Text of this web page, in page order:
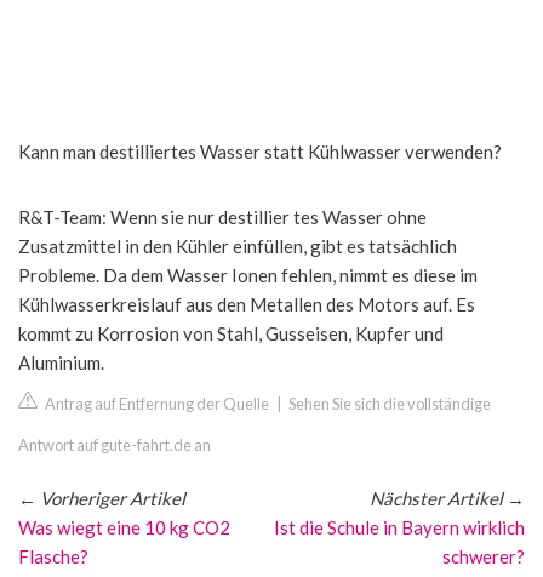
Kann man destilliertes Wasser statt Kühlwasser verwenden?
R&T-Team: Wenn sie nur destillier tes Wasser ohne
Zusatzmittel in den Kühler einfüllen, gibt es tatsächlich
Probleme. Da dem Wasser Ionen fehlen, nimmt es diese im
Kühlwasserkreislauf aus den Metallen des Motors auf. Es
kommt zu Korrosion von Stahl, Gusseisen, Kupfer und
Aluminium.
Antrag auf Entfernung der Quelle Sehen Sie sich die vollständige
Antwort auf gute-fahrt.de an
← Vorheriger Artikel
Was wiegt eine 10 kg CO2
Flasche?
Nächster Artikel→
Ist die Schule in Bayern wirklich
schwerer?